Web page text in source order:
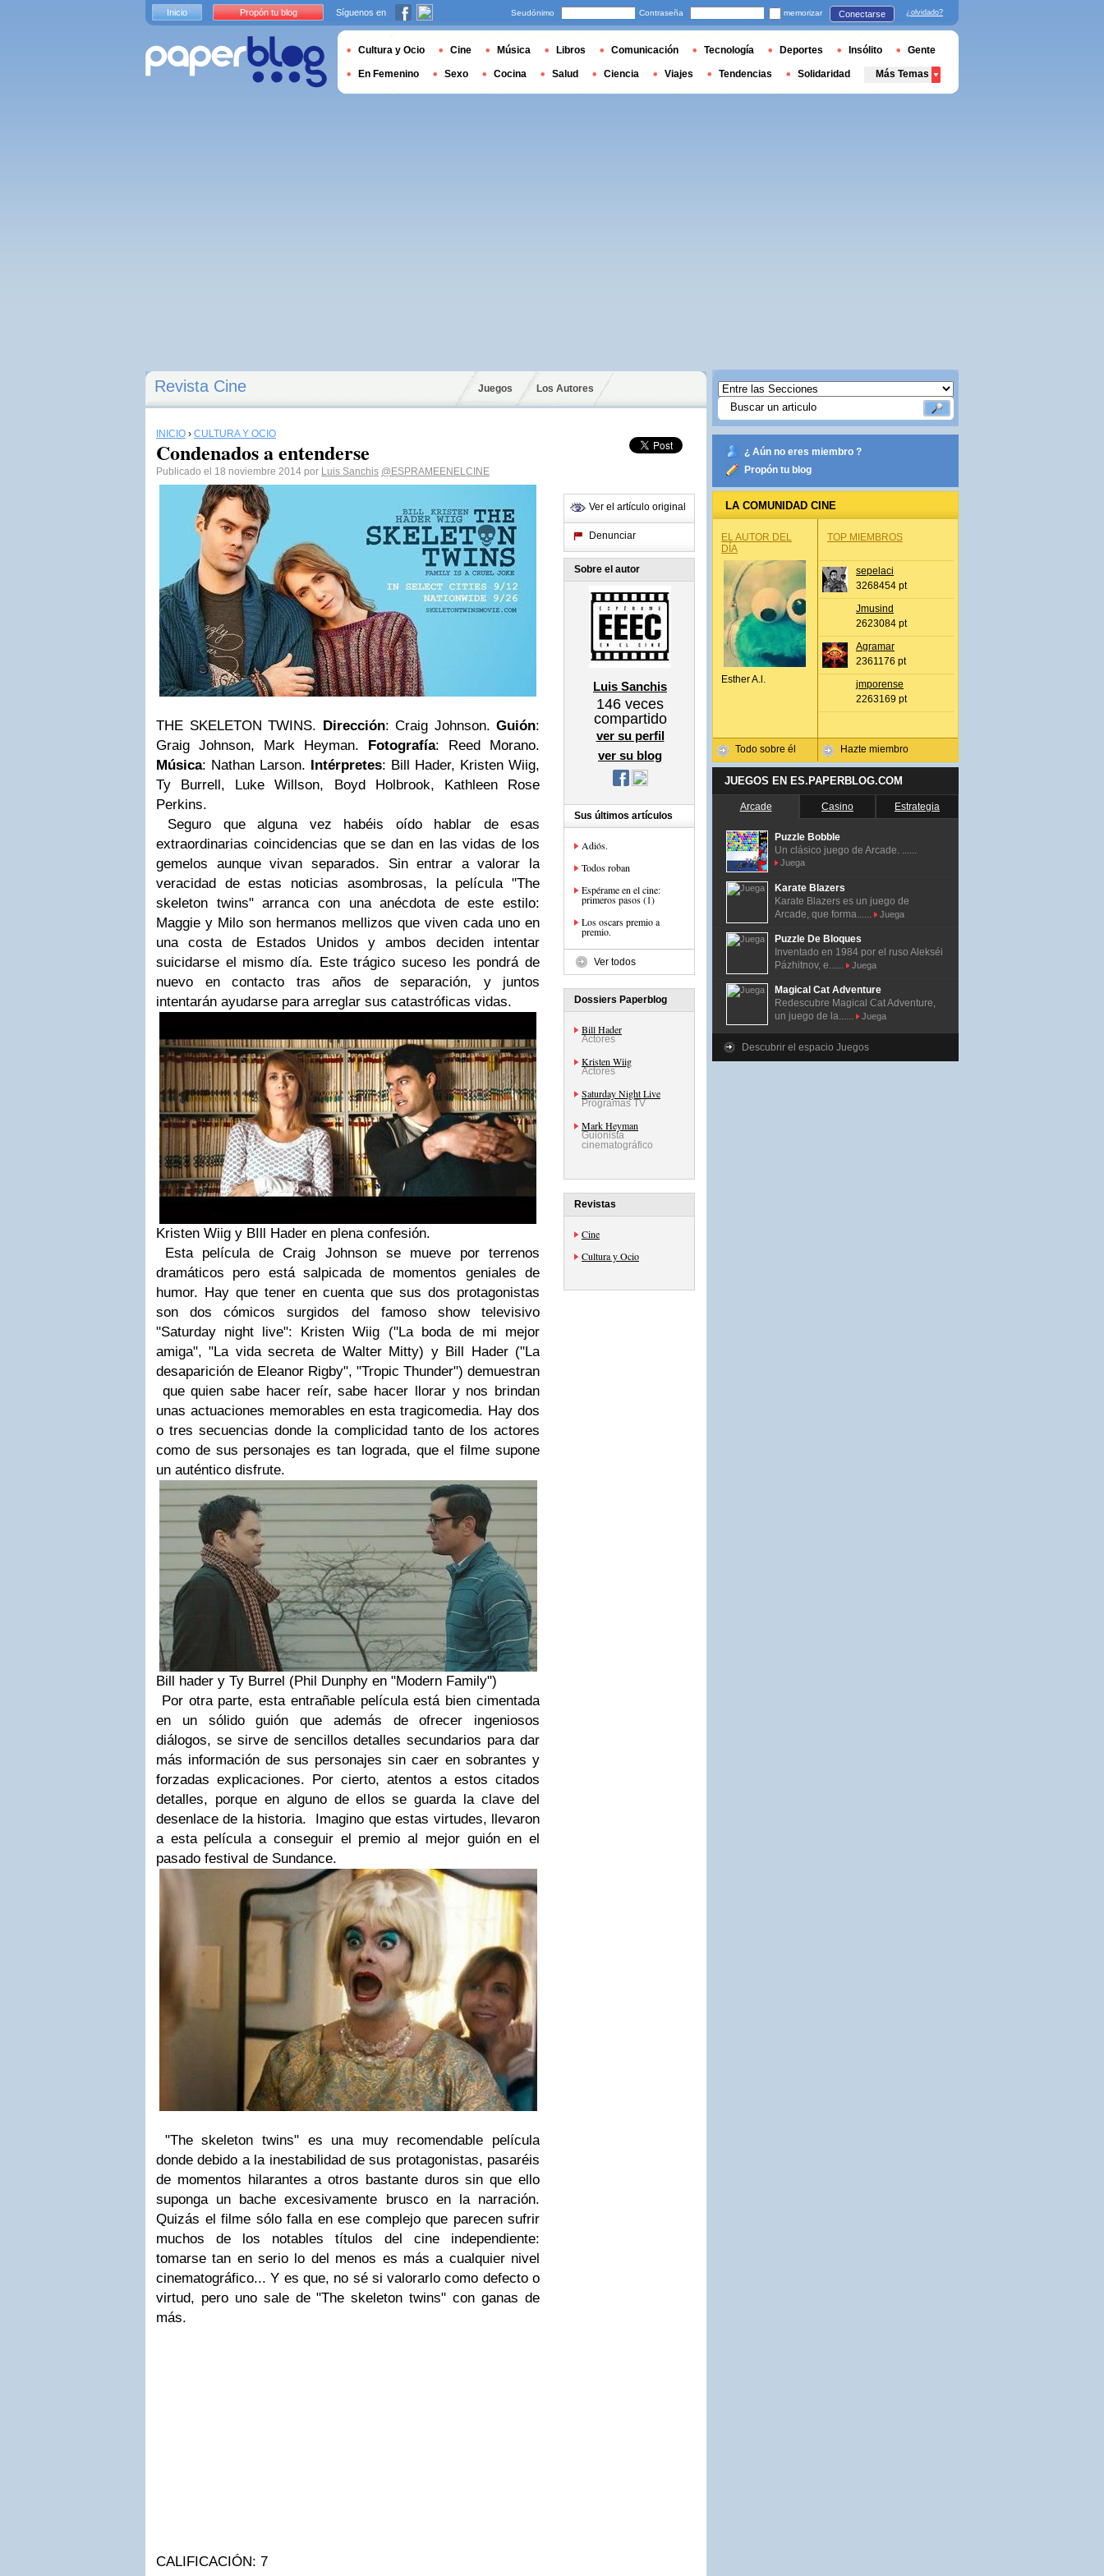
Revista Cine Juegos Los Autores
INICIO › CULTURA Y OCIO
Condenados a entenderse
Publicado el 18 noviembre 2014 por Luis Sanchis @ESPRAMEENELCINE
THE SKELETON TWINS. Dirección: Craig Johnson. Guión:
Graig Johnson, Mark Heyman. Fotografía: Reed Morano.
Música: Nathan Larson. Intérpretes: Bill Hader, Kristen Wiig,
Ty Burrell, Luke Willson, Boyd Holbrook, Kathleen Rose
Perkins.
Seguro que alguna vez habéis oído hablar de esas
extraordinarias coincidencias que se dan en las vidas de los
gemelos aunque vivan separados. Sin entrar a valorar la
veracidad de estas noticias asombrosas, la película "The
skeleton twins" arranca con una anécdota de este estilo:
Maggie y Milo son hermanos mellizos que viven cada uno en
una costa de Estados Unidos y ambos deciden intentar
suicidarse el mismo día. Este trágico suceso les pondrá de
nuevo en contacto tras años de separación, y juntos
intentarán ayudarse para arreglar sus catastróficas vidas.
Kristen Wiig y BIll Hader en plena confesión.
Esta película de Craig Johnson se mueve por terrenos
dramáticos pero está salpicada de momentos geniales de
humor. Hay que tener en cuenta que sus dos protagonistas
son dos cómicos surgidos del famoso show televisivo
"Saturday night live": Kristen Wiig ("La boda de mi mejor
amiga", "La vida secreta de Walter Mitty) y Bill Hader ("La
desaparición de Eleanor Rigby", "Tropic Thunder") demuestran
que quien sabe hacer reír, sabe hacer llorar y nos brindan
unas actuaciones memorables en esta tragicomedia. Hay dos
o tres secuencias donde la complicidad tanto de los actores
como de sus personajes es tan lograda, que el filme supone
un auténtico disfrute.
Bill hader y Ty Burrel (Phil Dunphy en "Modern Family")
Por otra parte, esta entrañable película está bien cimentada
en un sólido guión que además de ofrecer ingeniosos
diálogos, se sirve de sencillos detalles secundarios para dar
más información de sus personajes sin caer en sobrantes y
forzadas explicaciones. Por cierto, atentos a estos citados
detalles, porque en alguno de ellos se guarda la clave del
desenlace de la historia. Imagino que estas virtudes, llevaron
a esta película a conseguir el premio al mejor guión en el
pasado festival de Sundance.
"The skeleton twins" es una muy recomendable película
donde debido a la inestabilidad de sus protagonistas, pasaréis
de momentos hilarantes a otros bastante duros sin que ello
suponga un bache excesivamente brusco en la narración.
Quizás el filme sólo falla en ese complejo que parecen sufrir
muchos de los notables títulos del cine independiente:
tomarse tan en serio lo del menos es más a cualquier nivel
cinematográfico... Y es que, no sé si valorarlo como defecto o
virtud, pero uno sale de "The skeleton twins" con ganas de
más.
CALIFICACIÓN: 7
Ver el artículo original
Denunciar
Sobre el autor
Luis Sanchis
146 veces
compartido
ver su perfil
ver su blog
Sus últimos artículos
Adiós.
Todos roban
Espérame en el cine:
primeros pasos (1)
Los oscars premio a
premio.
Ver todos
Dossiers Paperblog
Bill Hader
Actores
Kristen Wiig
Actores
Saturday Night Live
Programas TV
Mark Heyman
Guionista
cinematográfico
Revistas
Cine
Cultura y Ocio
¿ Aún no eres miembro ?
Propón tu blog
LA COMUNIDAD CINE
EL AUTOR DEL
DÍA
Esther A.l.
Todo sobre él
TOP MIEMBROS
sepelaci
3268454 pt
Jmusind
2623084 pt
Agramar
2361176 pt
jmporense
2263169 pt
Hazte miembro
JUEGOS EN ES.PAPERBLOG.COM
Arcade Casino Estrategia
Puzzle Bobble
Un clásico juego de Arcade. ......
Juega
Karate Blazers
Karate Blazers es un juego de
Arcade, que forma......
Juega
Puzzle De Bloques
Inventado en 1984 por el ruso Alekséi
Pázhitnov, e......
Juega
Magical Cat Adventure
Redescubre Magical Cat Adventure,
un juego de la......
Juega
Descubrir el espacio Juegos
Inicio Propón tu blog Síguenos en Seudónimo Contraseña memorizar Conectarse ¿olvidado?
Cultura y Ocio Cine Música Libros Comunicación Tecnología Deportes Insólito Gente
En Femenino Sexo Cocina Salud Ciencia Viajes Tendencias Solidaridad Más Temas